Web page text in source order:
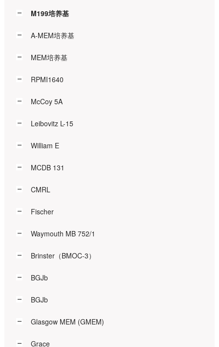
M199培养基
A-MEM培养基
MEM培养基
RPMI1640
McCoy 5A
Leibovitz L-15
William E
MCDB 131
CMRL
Fischer
Waymouth MB 752/1
Brinster（BMOC-3）
BGJb
BGJb
Glasgow MEM (GMEM)
Grace